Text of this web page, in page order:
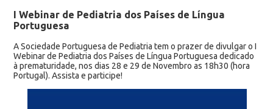
I Webinar de Pediatria dos Países de Língua
Portuguesa
A Sociedade Portuguesa de Pediatria tem o prazer de divulgar o I
Webinar de Pediatria dos Países de Língua Portuguesa dedicado
à prematuridade, nos dias 28 e 29 de Novembro as 18h30 (hora
Portugal). Assista e participe!